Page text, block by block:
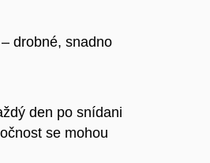
– drobné, snadno
den po snídani
se mohou